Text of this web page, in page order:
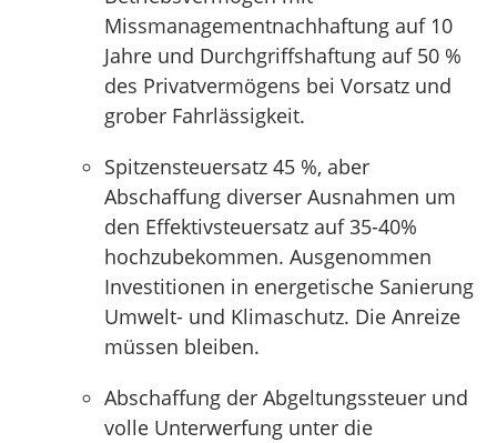
Missmanagementnachhaftung auf 10
Jahre und Durchgriffshaftung auf 50 %
des Privatvermögens bei Vorsatz und
grober Fahrlässigkeit.
Spitzensteuersatz 45 %, aber
Abschaffung diverser Ausnahmen um
den Effektivsteuersatz auf 35-40%
hochzubekommen. Ausgenommen
Investitionen in energetische Sanierung
Umwelt- und Klimaschutz. Die Anreize
müssen bleiben.
Abschaffung der Abgeltungssteuer und
volle Unterwerfung unter die